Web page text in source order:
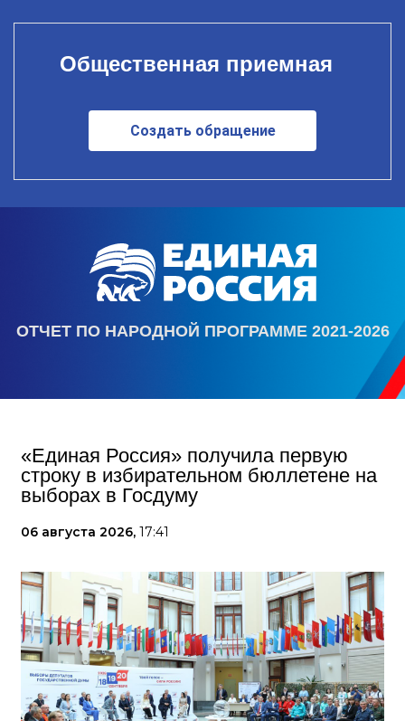
Общественная приемная
Создать обращение
ОТЧЕТ ПО НАРОДНОЙ ПРОГРАММЕ 2021-2026
«Единая Россия» получила первую
строку в избирательном бюллетене на
выборах в Госдуму
06 августа 2026, 17:41